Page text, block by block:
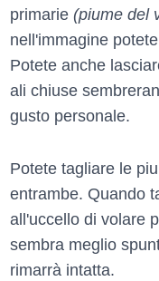
primarie (piume del
nell'immagine
Potete anche
ali chiuse
gusto personale.
Potete tagliare le
entrambe. Quando
all'uccello di volare
sembra meglio
rimarrà intatta.